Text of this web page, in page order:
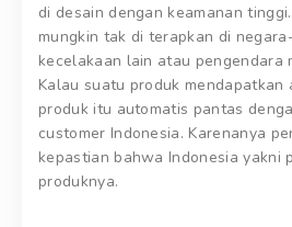
di desain dengan keamanan
mungkin tak di terapkan di
kecelakaan lain atau pengendara
Kalau suatu produk mendapatkan
produk itu automatis pantas
customer Indonesia. Karenanya
kepastian bahwa Indonesia yakni
produknya.